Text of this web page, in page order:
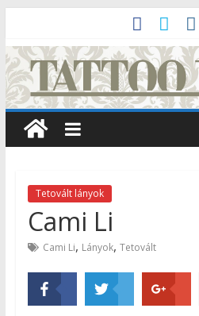
Tetovált lányok
Cami Li
Cami Li, Lányok, Tetovált